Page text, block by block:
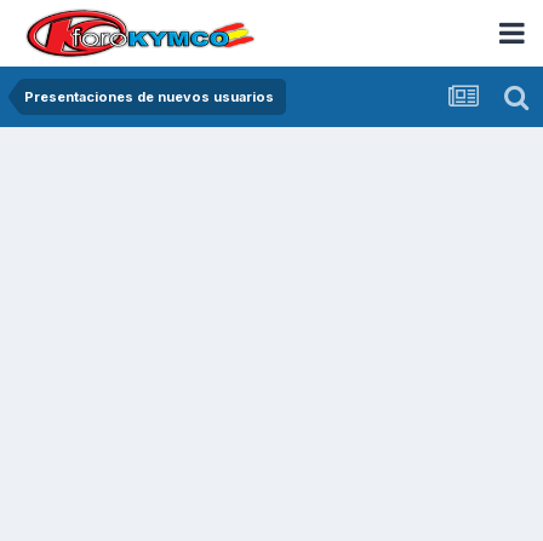
Presentaciones de nuevos usuarios